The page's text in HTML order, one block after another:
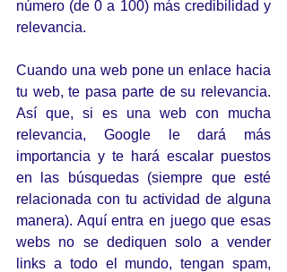
número (de 0 a 100) más credibilidad y
relevancia.
Cuando una web pone un enlace hacia
tu web, te pasa parte de su relevancia.
Así que, si es una web con mucha
relevancia, Google le dará más
importancia y te hará escalar puestos
en las búsquedas (siempre que esté
relacionada con tu actividad de alguna
manera). Aquí entra en juego que esas
webs no se dediquen solo a vender
links a todo el mundo, tengan spam,